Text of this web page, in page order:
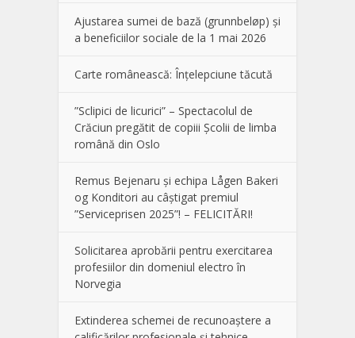
Ajustarea sumei de bază (grunnbeløp) și
a beneficiilor sociale de la 1 mai 2026
Carte românească: Înțelepciune tăcută
”Sclipici de licurici” – Spectacolul de
Crăciun pregătit de copiii Școlii de limba
română din Oslo
Remus Bejenaru și echipa Lågen Bakeri
og Konditori au câștigat premiul
”Serviceprisen 2025”! – FELICITĂRI!
Solicitarea aprobării pentru exercitarea
profesiilor din domeniul electro în
Norvegia
Extinderea schemei de recunoaștere a